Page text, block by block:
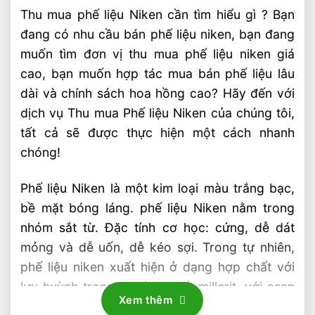
Thu mua phế liệu Niken cần tìm hiểu gì ? Bạn
đang có nhu cầu bán phế liệu niken, bạn đang
muốn tìm đơn vị thu mua phế liệu niken giá
cao, bạn muốn hợp tác mua bán phế liệu lâu
dài và chính sách hoa hồng cao? Hãy đến với
dịch vụ Thu mua Phế liệu Niken của chúng tôi,
tất cả sẽ được thực hiện một cách nhanh
chóng!
Phế liệu Niken là một kim loại màu trắng bạc,
bề mặt bóng láng. phế liệu Niken nằm trong
nhóm sắt từ. Đặc tính cơ học: cứng, dễ dát
mỏng và dễ uốn, dễ kéo sợi. Trong tự nhiên,
phế liệu niken xuất hiện ở dạng hợp chất với
lưu huỳnh trong khoáng chất millerit, với asen
trong khoáng chất niccolit, và với asen cùng
Xem thêm